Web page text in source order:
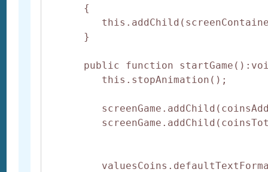
{
}
public function
this.stopAnimation();